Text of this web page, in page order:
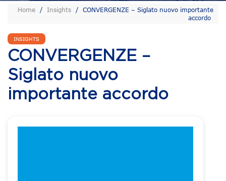
Home / Insights /
CONVERGENZE – Siglato nuovo importante
accordo
INSIGHTS
CONVERGENZE –
Siglato nuovo
importante accordo